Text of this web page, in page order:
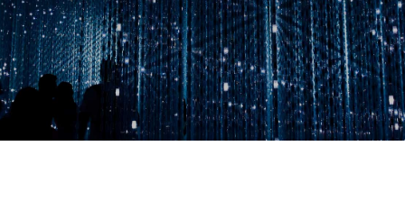
导
航
趨勢報告
市場快訊